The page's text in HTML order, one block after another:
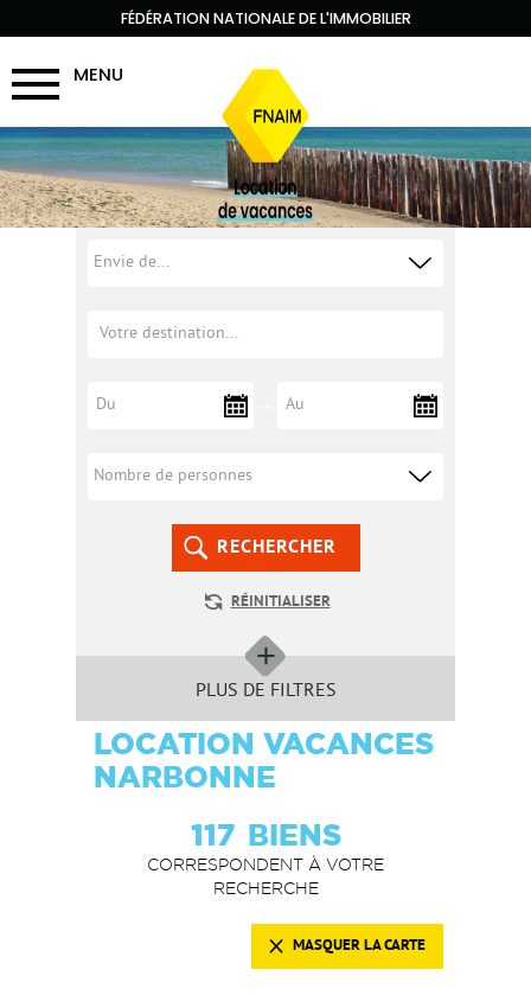
FÉDÉRATION NATIONALE DE L'IMMOBILIER
MENU
RECHERCHER
RÉINITIALISER
PLUS DE FILTRES
LOCATION VACANCES
NARBONNE
117 BIENS
CORRESPONDENT À VOTRE
RECHERCHE
MASQUER LA CARTE